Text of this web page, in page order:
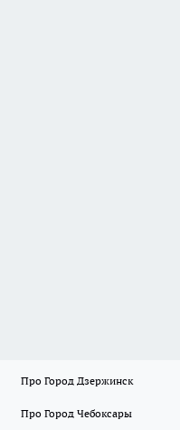
Про Город Дзержинск
Про Город Чебоксары